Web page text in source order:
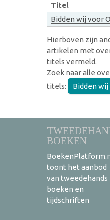
Titel
Bidden wij voor
Hierboven zijn
artikelen met
titels vermeld.
Zoek naar alle
titels:
Bidden wij
BOEKEN
toont het aanbod
van tweedehands
boeken en
tijdschriften